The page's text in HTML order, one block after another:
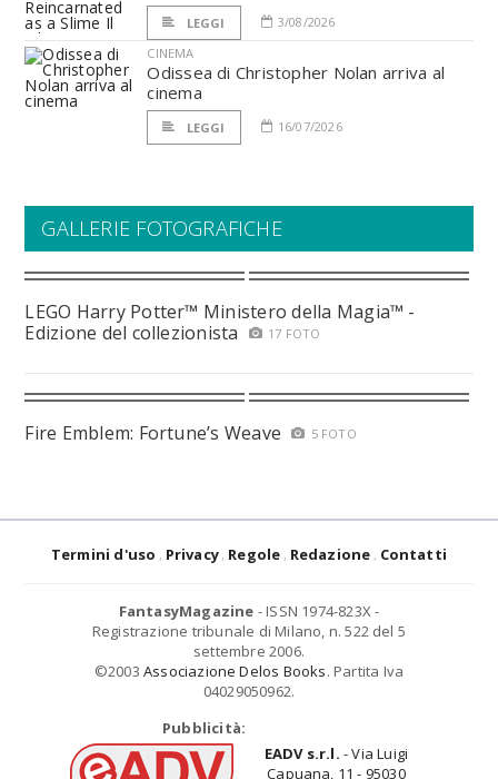
LEGGI
3/08/2026
CINEMA
Odissea di Christopher Nolan arriva al
cinema
LEGGI 16/07/2026
GALLERIE FOTOGRAFICHE
LEGO Harry Potter™ Ministero della Magia™ -
Edizione del collezionista
17 FOTO
Fire Emblem: Fortune’s Weave 5 FOTO
Termini d'uso Privacy Regole Redazione Contatti
FantasyMagazine - ISSN 1974-823X -
Registrazione tribunale di Milano, n. 522 del 5
settembre 2006.
©2003 Associazione Delos Books. Partita Iva
04029050962.
Pubblicità:
EADV s.r.l. - Via Luigi
Capuana, 11 - 95030